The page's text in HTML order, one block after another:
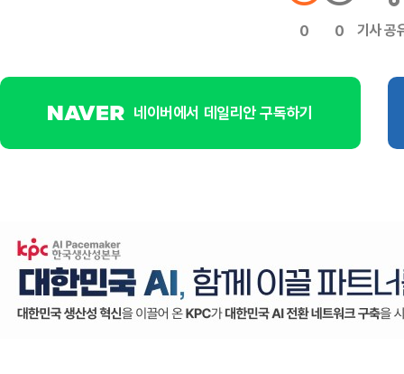
0 0 기사 공
네이버에서 데일리안 구독하기